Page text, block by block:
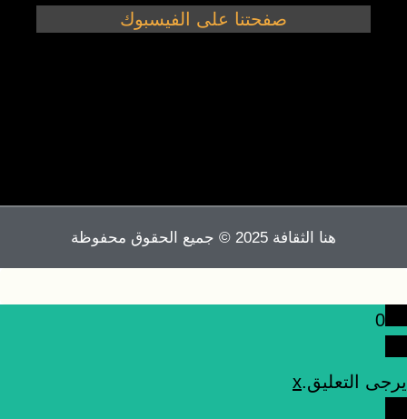
صفحتنا على الفيسبوك
هنا الثقافة 2025 © جميع الحقوق محفوظة
0
يرجى التعليق.x